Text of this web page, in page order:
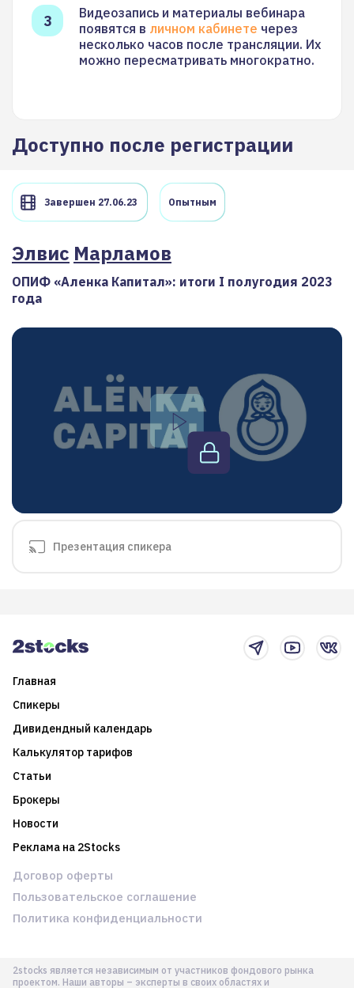
Видеозапись и материалы вебинара
появятся в личном кабинете через
несколько часов после трансляции. Их
можно пересматривать многократно.
Доступно после регистрации
Завершен 27.06.23 Опытным
Элвис Марламов
ОПИФ «Аленка Капитал»: итоги I полугодия 2023
года
Презентация спикера
Главная
Спикеры
Дивидендный календарь
Калькулятор тарифов
Статьи
Брокеры
Новости
Реклама на 2Stocks
2stocks является независимым от участников фондового рынка
проектом. Наши авторы – эксперты в своих областях и
Договор оферты
Пользовательское соглашение
Политика конфиденциальности